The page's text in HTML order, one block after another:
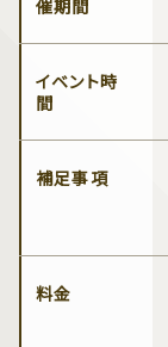
催期間
イベント時
間
補足事項
料金